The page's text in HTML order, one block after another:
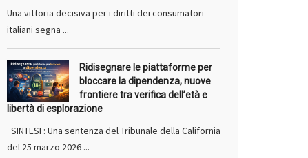
Una vittoria decisiva per i diritti dei consumatori
italiani segna ...
Ridisegnare le piattaforme per
bloccare la dipendenza, nuove
frontiere tra verifica dell’età e
libertà di esplorazione
SINTESI : Una sentenza del Tribunale della California
del 25 marzo 2026 ...